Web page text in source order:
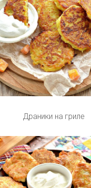
Драники на гриле